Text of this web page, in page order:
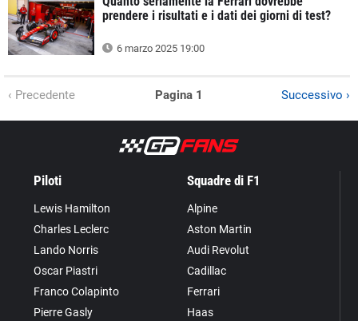
prendere i risultati e i dati dei giorni di test?
6 marzo 2025 19:00
‹ Precedente Pagina 1 Successivo ›
Piloti
Lewis Hamilton
Charles Leclerc
Lando Norris
Oscar Piastri
Franco Colapinto
Pierre Gasly
Squadre di F1
Alpine
Aston Martin
Audi Revolut
Cadillac
Ferrari
Haas